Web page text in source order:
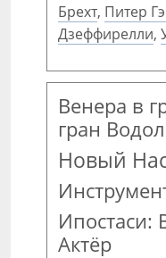
Брехт, Питер
Дзеффирелли,
Венера в
гран
Новый
Актёр